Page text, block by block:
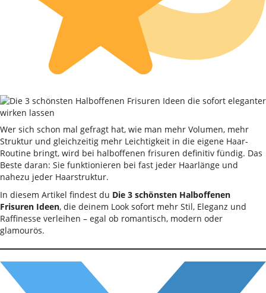
Wer sich schon mal gefragt hat, wie man mehr Volumen, mehr
Struktur und gleichzeitig mehr Leichtigkeit in die eigene Haar-
Routine bringt, wird bei halboffenen frisuren definitiv fündig. Das
Beste daran: Sie funktionieren bei fast jeder Haarlänge und
nahezu jeder Haarstruktur.
In diesem Artikel findest du Die 3 schönsten Halboffenen
Frisuren Ideen, die deinem Look sofort mehr Stil, Eleganz und
Raffinesse verleihen – egal ob romantisch, modern oder
glamourös.